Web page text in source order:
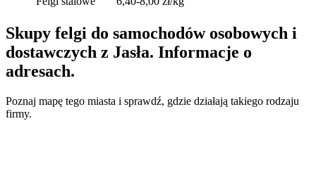
Skupy felgi do samochodów osobowych i
dostawczych z Jasła. Informacje o
adresach.
Poznaj mapę tego miasta i sprawdź, gdzie działają takiego rodzaju
firmy.